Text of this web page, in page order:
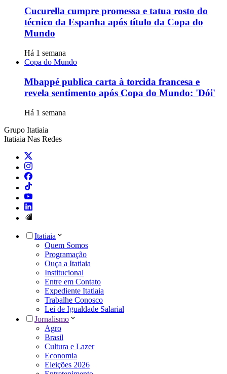
Cucurella cumpre promessa e tatua rosto do
técnico da Espanha após título da Copa do
Mundo
Há 1 semana
Copa do Mundo
Mbappé publica carta à torcida francesa e
revela sentimento após Copa do Mundo: 'Dói'
Há 1 semana
Grupo Itatiaia
Itatiaia Nas Redes
Itatiaia
Quem Somos
Programação
Ouça a Itatiaia
Institucional
Entre em Contato
Expediente Itatiaia
Trabalhe Conosco
Lei de Igualdade Salarial
Jornalismo
Agro
Brasil
Cultura e Lazer
Economia
Eleições 2026